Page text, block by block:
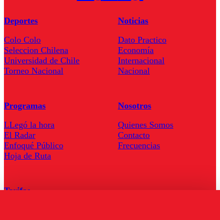
Deportes
Colo Colo
Seleccion Chilena
Universidad de Chile
Torneo Nacional
Noticias
Dato Practico
Economía
Internacional
Nacional
Programas
LLegó la hora
El Radar
Enfoqué Público
Hoja de Ruta
Nosotros
Quienes Somos
Contacto
Frecuencias
Tarifas